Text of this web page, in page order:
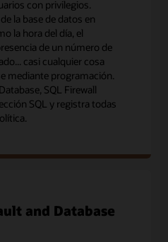
con privilegios.
la base de datos en
la hora del día, el
de un número de
casi cualquier cosa
mediante programación.
SQL Firewall
SQL y registra todas
and Database